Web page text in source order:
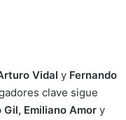
Vidal y Fernando
clave sigue
Gil, Emiliano Amor y